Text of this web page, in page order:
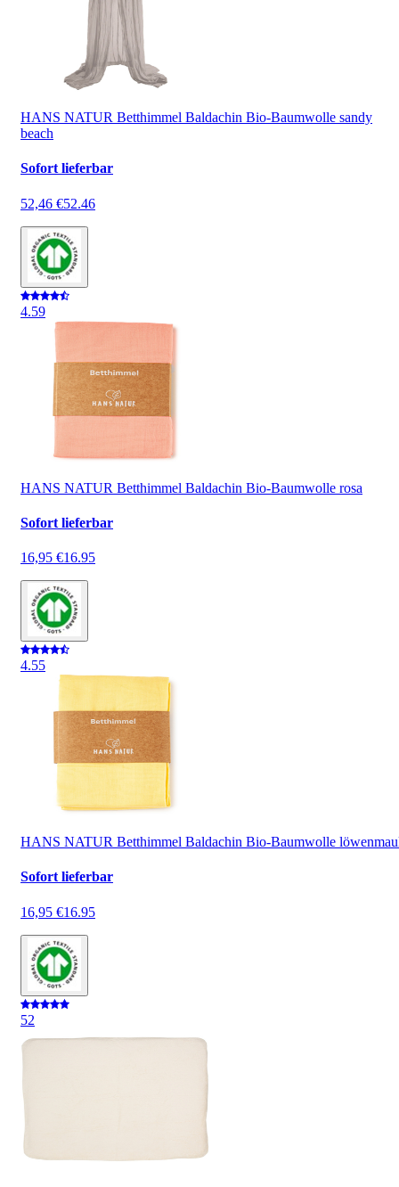
HANS NATUR Betthimmel Baldachin Bio-Baumwolle sandy
beach
Sofort lieferbar
52,46 €52.46
4.59
HANS NATUR Betthimmel Baldachin Bio-Baumwolle rosa
Sofort lieferbar
16,95 €16.95
4.55
HANS NATUR Betthimmel Baldachin Bio-Baumwolle
Sofort lieferbar
16,95 €16.95
52